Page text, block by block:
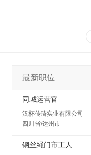
最新职位
同城运营官
汉杯传琦实业有限公司
四川省/达州市
钢丝绳门市工人